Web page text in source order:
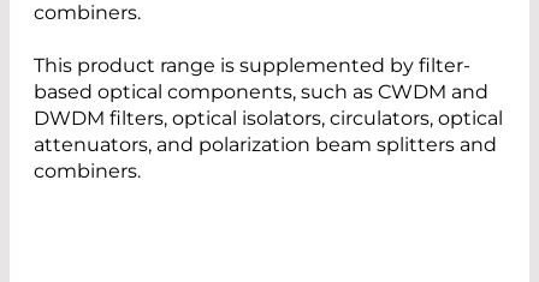
combiners.
This product range is supplemented by filter-
based optical components, such as CWDM and
DWDM filters, optical isolators, circulators, optical
attenuators, and polarization beam splitters and
combiners.